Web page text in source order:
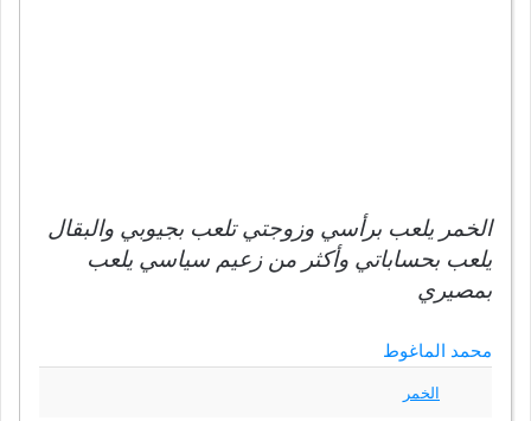
الخمر يلعب برأسي وزوجتي تلعب بجيوبي والبقال
يلعب بحساباتي وأكثر من زعيم سياسي يلعب
بمصيري
محمد الماغوط
الخمر